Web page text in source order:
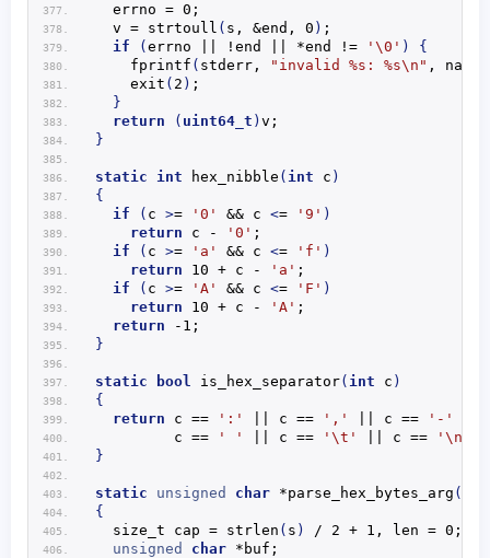
  errno = 0;
  v =
strtoull ( s, &end, 0 ) ;
if
( errno || !end || *end != '\0' )
{
fprintf ( stderr, "invalid %s: %s\n" ,
exit ( 2 ) ;
}
return
( uint64_t ) v;
}
static int hex_nibble ( int c )
{
if
( c >= '0' && c <= '9' )
return c - '0' ;
if
( c >= 'a' && c <= 'f' )
return 10 + c - 'a' ;
if
( c >= 'A' && c <= 'F' )
return 10 + c - 'A' ;
return -1;
}
static bool is_hex_separator( int c )
{
return c == ':' || c == ',' || c == '-'
         c ==
' ' || c == '\t' || c == '\n'
}
static unsigned char *parse_hex_bytes_arg (
{
  size_t cap =
strlen ( s )
/ 2 + 1, len = 0;
unsigned
char *buf;